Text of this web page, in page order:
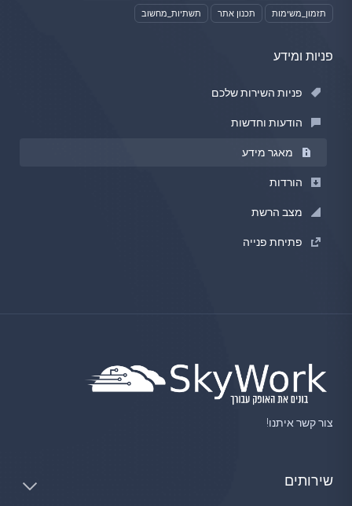
תזמון_משימות תכנון אתר תשתיות_מחשוב
פניות ומידע
פניות השירות שלכם
הודעות וחדשות
מאגר מידע
הורדות
מצב הרשת
פתיחת פנייה
צור קשר איתנו!
שירותים